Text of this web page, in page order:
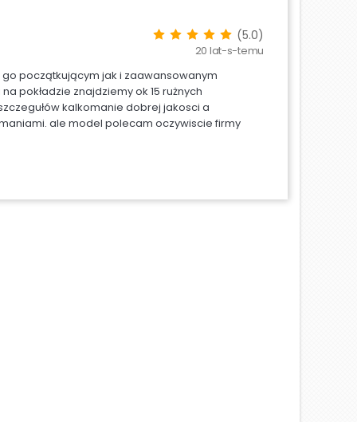
(5.0)
20 lat-s-temu
go początkującym jak i zaawansowanym
pokładzie znajdziemy ok 15 rużnych
kalkomanie dobrej jakosci a
ale model polecam oczywiscie firmy